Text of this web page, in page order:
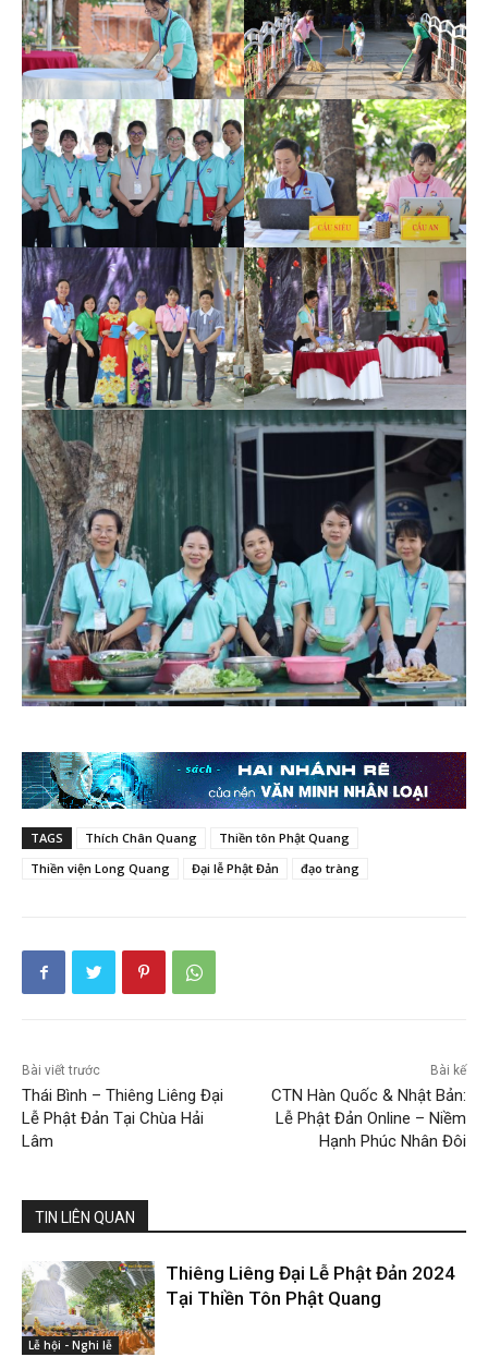
TAGS Thích Chân Quang
Thiền tôn Phật Quang
Thiền viện Long Quang
Đại lễ Phật Đản đạo tràng
Bài viết trước
Thái Bình – Thiêng Liêng Đại
Lễ Phật Đản Tại Chùa Hải
Lâm
Bài kế
CTN Hàn Quốc & Nhật Bản:
Lễ Phật Đản Online – Niềm
Hạnh Phúc Nhân Đôi
TIN LIÊN QUAN
Lễ hội - Nghi lễ
Thiêng Liêng Đại Lễ Phật Đản 2024
Tại Thiền Tôn Phật Quang